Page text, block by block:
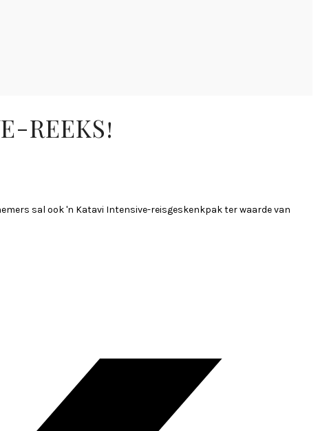
REEKS!
sal ook 'n Katavi Intensive-reisgeskenkpak ter waarde van